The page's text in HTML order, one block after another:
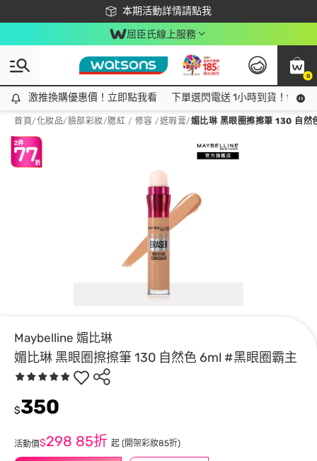
本期活動詳情請點我
下載app最高回饋$350
屈臣氏線上服務
0
激推換購優惠價！立即點我看
激推換購優惠價！立即點我看 下單選閃電送 1小時到貨！領神
首頁/化妝品/臉部彩妝/腮紅 / 修容 /遮瑕膏/媚比琳 黑眼圈擦擦筆 130 自然
Maybelline 媚比琳
媚比琳 黑眼圈擦擦筆 130 自然色 6ml #黑眼圈霸主
$350
活動價$298 85折 起 (開架彩妝85折)